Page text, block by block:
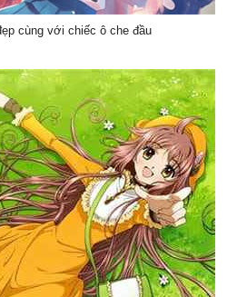
cùng với chiếc ô che đầu